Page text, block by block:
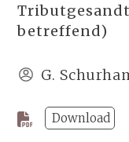
betreffend)
G.
Download